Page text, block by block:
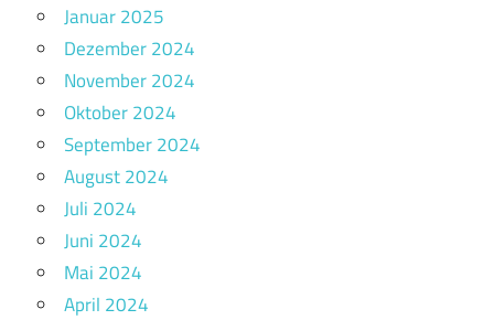
Januar 2025
Dezember 2024
November 2024
Oktober 2024
September 2024
August 2024
Juli 2024
Juni 2024
Mai 2024
April 2024